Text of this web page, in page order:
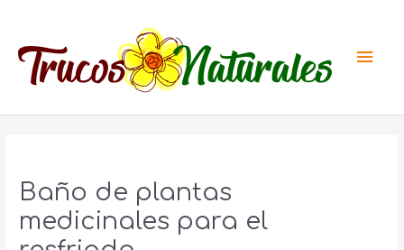
contenido
Baño de plantas
medicinales para el